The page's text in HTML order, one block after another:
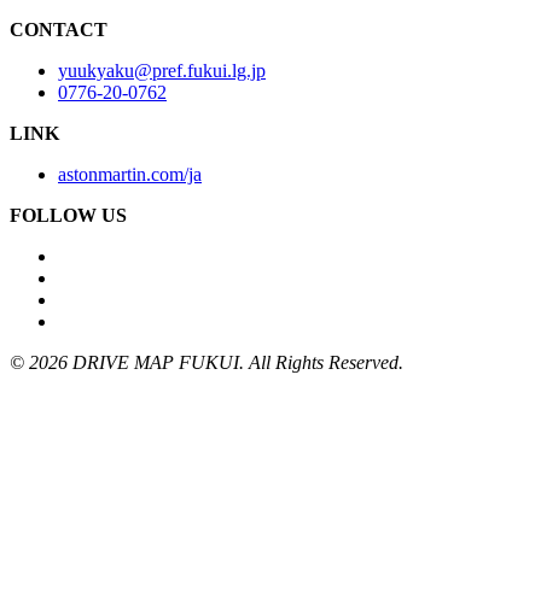
CONTACT
yuukyaku@pref.fukui.lg.jp
0776-20-0762
LINK
astonmartin.com/ja
FOLLOW US
© 2026 DRIVE MAP FUKUI. All Rights Reserved.